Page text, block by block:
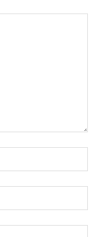
:*
:*